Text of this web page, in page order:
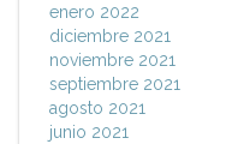
enero 2022
diciembre 2021
noviembre 2021
septiembre 2021
agosto 2021
junio 2021